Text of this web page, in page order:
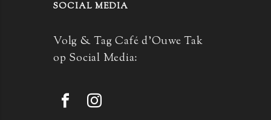
SOCIAL MEDIA
Volg & Tag Café d’Ouwe Tak
op Social Media: